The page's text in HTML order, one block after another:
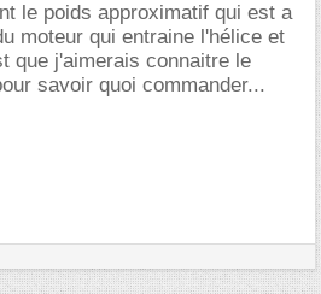
le poids approximatif qui est a
moteur qui entraine l'hélice et
que j'aimerais connaitre le
savoir quoi commander...